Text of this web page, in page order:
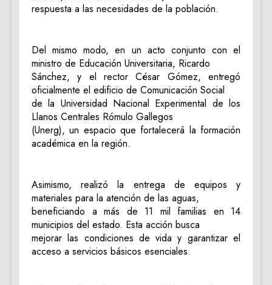
respuesta a las necesidades de la población.
Del mismo modo, en un acto conjunto con el
ministro de Educación Universitaria, Ricardo
Sánchez, y el rector César Gómez, entregó
oficialmente el edificio de Comunicación Social
de la Universidad Nacional Experimental de los
Llanos Centrales Rómulo Gallegos
(Unerg), un espacio que fortalecerá la formación
académica en la región.
Asimismo, realizó la entrega de equipos y
materiales para la atención de las aguas,
beneficiando a más de 11 mil familias en 14
municipios del estado. Esta acción busca
mejorar las condiciones de vida y garantizar el
acceso a servicios básicos esenciales.